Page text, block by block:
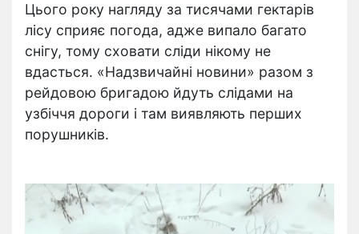
Цього року нагляду за тисячами гектарів
лісу сприяє погода, адже випало багато
снігу, тому сховати сліди нікому не
вдасться. «Надзвичайні новини» разом з
рейдовою бригадою йдуть слідами на
узбіччя дороги і там виявляють перших
порушників.